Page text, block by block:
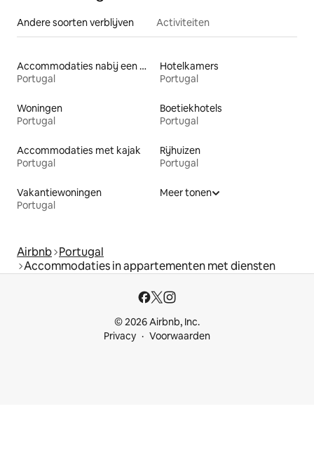
Andere soorten verblijven Activiteiten
Accommodaties nabij een meer
Portugal
Hotelkamers
Portugal
Woningen
Portugal
Boetiekhotels
Portugal
Accommodaties met kajak
Portugal
Rijhuizen
Portugal
Vakantiewoningen
Portugal
Meer tonen
Airbnb Portugal
Accommodaties in appartementen met diensten
© 2026 Airbnb, Inc.
Privacy
Voorwaarden